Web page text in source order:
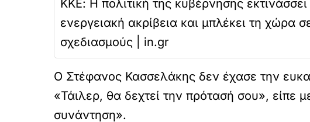
ΚΚΕ: Η πολιτική της κυβέρνησης εκτινάσσει
ενεργειακή ακρίβεια και μπλέκει τη χώρα
σχεδιασμούς | in.gr
Ο Στέφανος Κασσελάκης δεν έχασε την
«Τάιλερ, θα δεχτεί την πρότασή σου», είπε
συνάντηση».